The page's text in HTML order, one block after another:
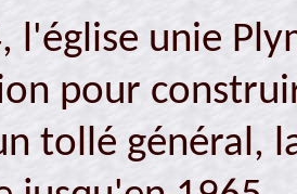
l'église unie
pour
tollé général,